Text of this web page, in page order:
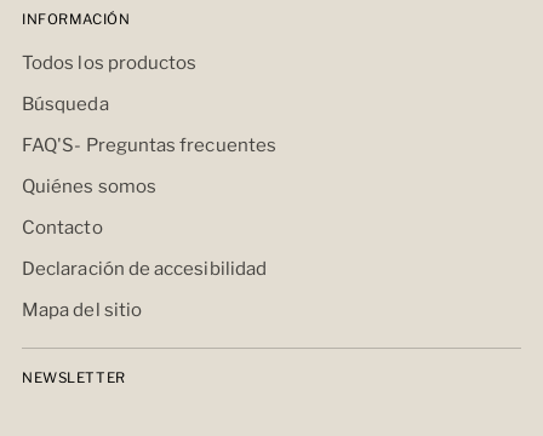
INFORMACIÓN
Todos los productos
Búsqueda
FAQ'S- Preguntas frecuentes
Quiénes somos
Contacto
Declaración de accesibilidad
Mapa del sitio
NEWSLETTER